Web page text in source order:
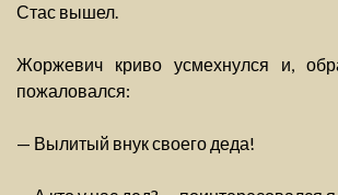
Стас вышел.
Жоржевич криво усмехнулся и,
пожаловался:
— Вылитый внук своего деда!